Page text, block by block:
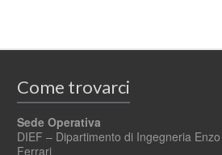
Come trovarci
Sede Operativa
DIEF – Dipartimento di Ingegneria Enzo
Ferrari